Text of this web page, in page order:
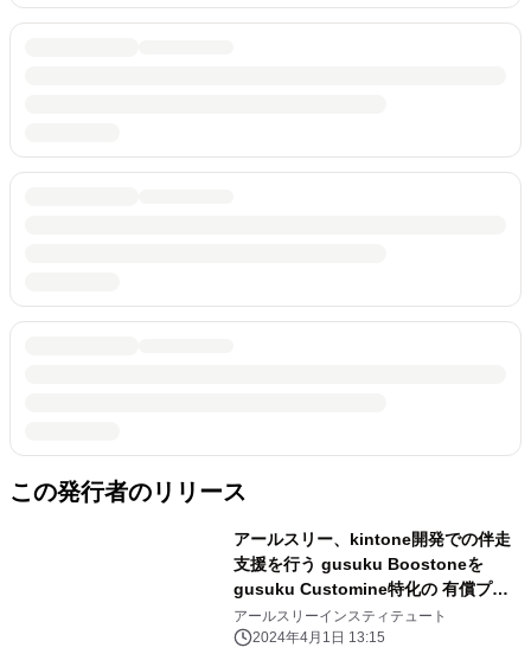
この発行者のリリース
アールスリー、kintone開発での伴走
支援を行う gusuku Boostoneを
gusuku Customine特化の 有償プロ
フェッショナルサポートサービスに再
編
アールスリーインスティテュート
2024年4月1日 13:15